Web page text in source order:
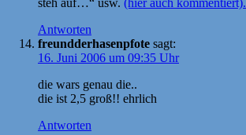
Antworten
freundderhasenpfote sagt:
16. Juni 2006 um 09:35 Uhr
die wars genau die..
die ist 2,5 groß!! ehrlich
Antworten